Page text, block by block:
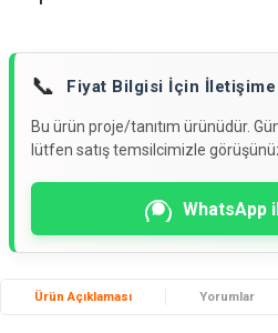
📞 Fiyat Bilgisi İçin
Bu ürün proje/tanıtım ürünüdür.
lütfen satış temsilcimizle
WhatsApp
Ürün Açıklaması Yorumlar